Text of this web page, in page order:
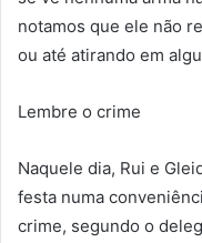
notamos que ele não
ou até atirando em
Lembre o crime
Naquele dia, Rui e
festa numa
crime, segundo o